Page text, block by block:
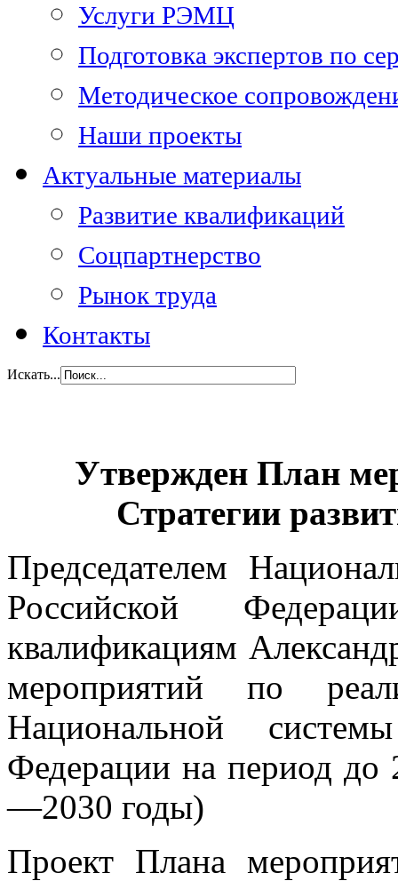
Услуги РЭМЦ
Подготовка экспертов по
Методическое
Наши проекты
Актуальные материалы
Развитие квалификаций
Соцпартнерство
Рынок труда
Контакты
Искать...
Утвержден План
Стратегии
Председателем
Российской
квалификациям
мероприятий по
Национальной
Федерации на период до
—2030 годы)
Проект Плана